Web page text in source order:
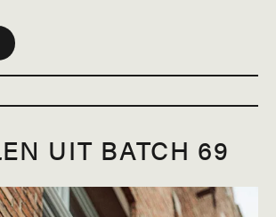
UIT BATCH 69